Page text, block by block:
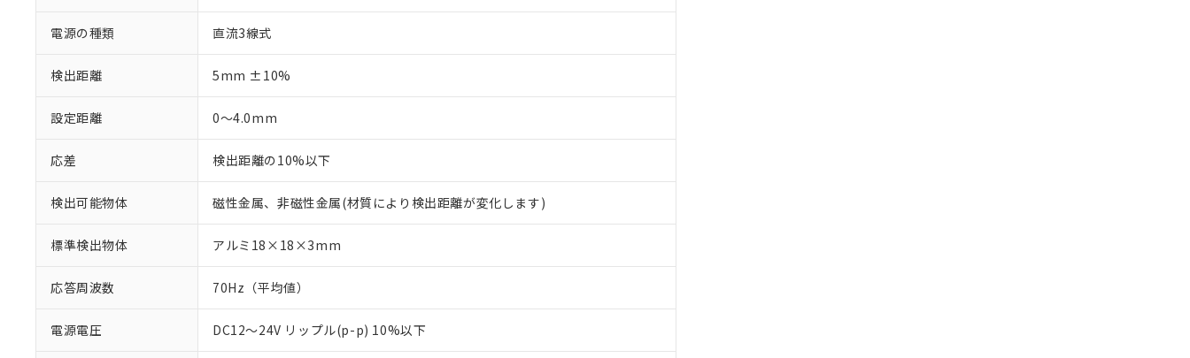
電源の種類 直流3線式
検出距離 5mm ±10%
設定距離 0～4.0mm
応差 検出距離の10%以下
検出可能物体 磁性金属、非磁性金属(材質により検出距離が変化します)
標準検出物体 アルミ18×18×3mm
応答周波数 70Hz（平均値）
電源電圧 DC12～24V リップル(p-p) 10%以下